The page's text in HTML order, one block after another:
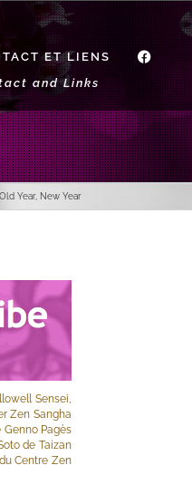
ET LIENS
and Links
f
Old Year, New Year
Sensei,
Zen Sangha
Pagès
de Taizan
Centre Zen